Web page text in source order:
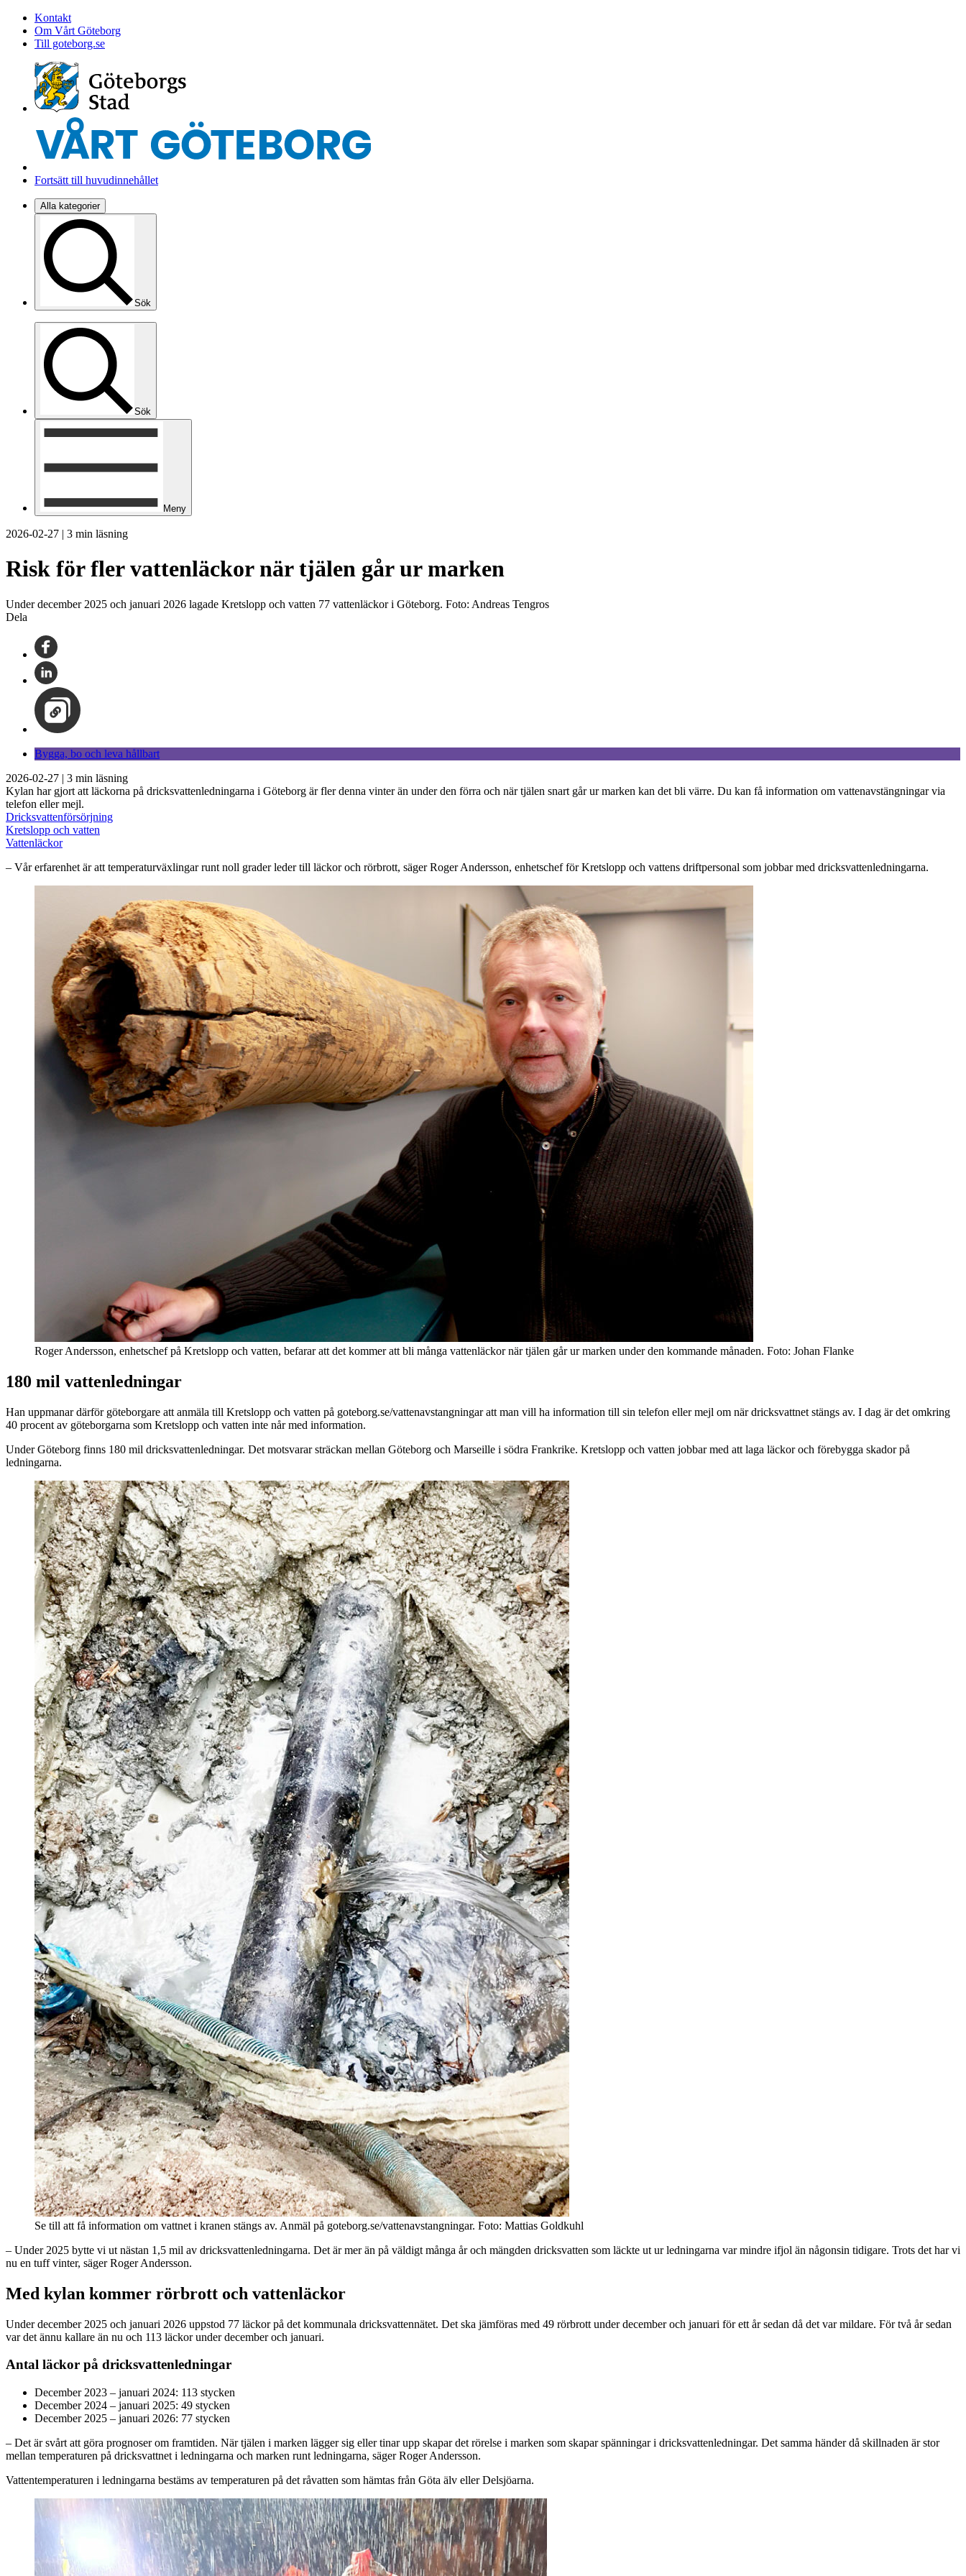
Kontakt
Om Vårt Göteborg
Till goteborg.se
Fortsätt till huvudinnehållet
Alla kategorier
Sök
Sök
Meny
2026-02-27 | 3 min läsning
Risk för fler vattenläckor när tjälen går ur marken
Under december 2025 och januari 2026 lagade Kretslopp och vatten 77 vattenläckor i Göteborg. Foto: Andreas Tengros
Dela
Bygga, bo och leva hållbart
2026-02-27 | 3 min läsning
Kylan har gjort att läckorna på dricksvattenledningarna i Göteborg är fler denna vinter än under den förra och när tjälen snart går ur marken kan det bli värre. Du kan få information om vattenavstängningar via
telefon eller mejl.
Dricksvattenförsörjning
Kretslopp och vatten
Vattenläckor
– Vår erfarenhet är att temperaturväxlingar runt noll grader leder till läckor och rörbrott, säger Roger Andersson, enhetschef för Kretslopp och vattens driftpersonal som jobbar med dricksvattenledningarna.
Roger Andersson, enhetschef på Kretslopp och vatten, befarar att det kommer att bli många vattenläckor när tjälen går ur marken under den kommande månaden. Foto: Johan Flanke
180 mil vattenledningar
Han uppmanar därför göteborgare att anmäla till Kretslopp och vatten på goteborg.se/vattenavstangningar att man vill ha information till sin telefon eller mejl om när dricksvattnet stängs av. I dag är det omkring
40 procent av göteborgarna som Kretslopp och vatten inte når med information.
Under Göteborg finns 180 mil dricksvattenledningar. Det motsvarar sträckan mellan Göteborg och Marseille i södra Frankrike. Kretslopp och vatten jobbar med att laga läckor och förebygga skador på
ledningarna.
Se till att få information om vattnet i kranen stängs av. Anmäl på goteborg.se/vattenavstangningar. Foto: Mattias Goldkuhl
– Under 2025 bytte vi ut nästan 1,5 mil av dricksvattenledningarna. Det är mer än på väldigt många år och mängden dricksvatten som läckte ut ur ledningarna var mindre ifjol än någonsin tidigare. Trots det har vi
nu en tuff vinter, säger Roger Andersson.
Med kylan kommer rörbrott och vattenläckor
Under december 2025 och januari 2026 uppstod 77 läckor på det kommunala dricksvattennätet. Det ska jämföras med 49 rörbrott under december och januari för ett år sedan då det var mildare. För två år sedan
var det ännu kallare än nu och 113 läckor under december och januari.
Antal läckor på dricksvattenledningar
December 2023 – januari 2024: 113 stycken
December 2024 – januari 2025: 49 stycken
December 2025 – januari 2026: 77 stycken
– Det är svårt att göra prognoser om framtiden. När tjälen i marken lägger sig eller tinar upp skapar det rörelse i marken som skapar spänningar i dricksvattenledningar. Det samma händer då skillnaden är stor
mellan temperaturen på dricksvattnet i ledningarna och marken runt ledningarna, säger Roger Andersson.
Vattentemperaturen i ledningarna bestäms av temperaturen på det råvatten som hämtas från Göta älv eller Delsjöarna.